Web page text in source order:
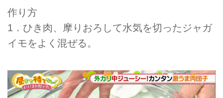
作り方
1．ひき肉、摩りおろして水気を切ったジャガ
イモをよく混ぜる。